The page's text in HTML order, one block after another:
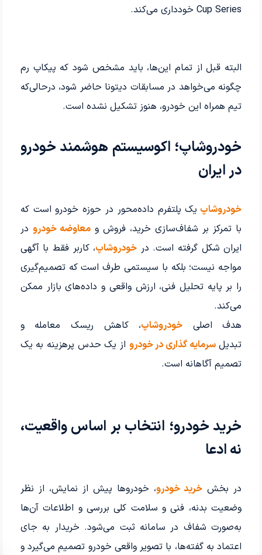
Cup Series خودداری می‌کند.
البته قبل از تمام این‌ها، باید مشخص شود که پیکاپ رم
چگونه می‌خواهد در مسابقات دیتونا حاضر شود، درحالی‌که
تیم همراه این خودرو، هنوز تشکیل نشده است.
خودروشاپ؛ اکوسیستم هوشمند خودرو
در ایران
خودروشاپ یک پلتفرم داده‌محور در حوزه خودرو است که
با تمرکز بر شفاف‌سازی خرید، فروش ومعاوضه خودرو در
ایران شکل گرفته است. در خودروشاپ، کاربر فقط با آگهی
مواجه نیست؛ بلکه با سیستمی طرف است که تصمیم‌گیری
را بر پایه تحلیل فنی، ارزش واقعی و داده‌های بازار ممکن
می‌کند.
هدف اصلی خودروشاپ، کاهش ریسک معامله و
تبدیلسرمایه گذاری در خودرو از یک حدس پرهزینه به یک
تصمیم آگاهانه است.
خرید خودرو؛ انتخاب بر اساس واقعیت،
نه ادعا
در بخش خرید خودرو، خودروها پیش از نمایش، از نظر
وضعیت بدنه، فنی و سلامت کلی بررسی و اطلاعات آن‌ها
به‌صورت شفاف در سامانه ثبت می‌شود. خریدار به جای
اعتماد به گفته‌ها، با تصویر واقعی خودرو تصمیم می‌گیرد و